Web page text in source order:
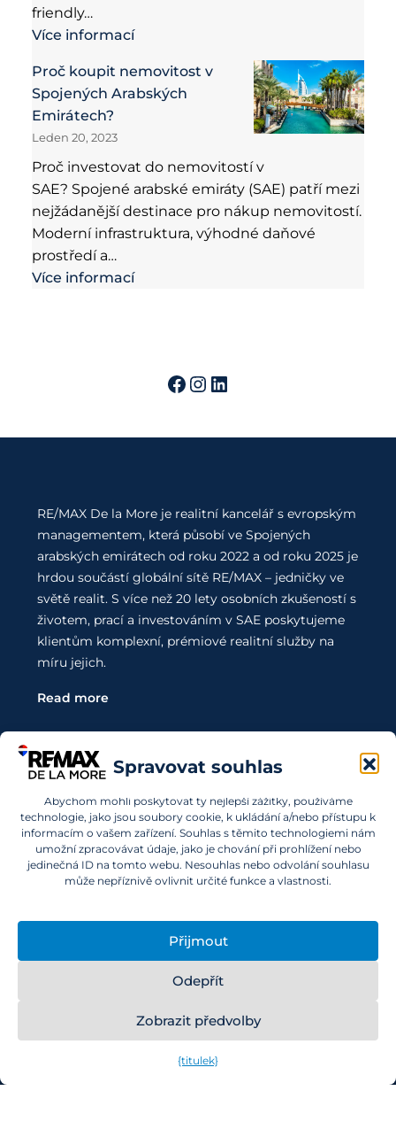
Spravovat souhlas
Abychom mohli poskytovat ty nejlepší zážitky, používáme
technologie, jako jsou soubory cookie, k ukládání a/nebo přístupu k
informacím o vašem zařízení. Souhlas s těmito technologiemi nám
umožní zpracovávat údaje, jako je chování při prohlížení nebo
jedinečná ID na tomto webu. Nesouhlas nebo odvolání souhlasu
může nepříznivě ovlivnit určité funkce a vlastnosti.
Přijmout
Odepřít
Zobrazit předvolby
{titulek}
friendly…
Více informací
Proč koupit nemovitost v
Spojených Arabských
Emirátech?
Leden 20, 2023
Proč investovat do nemovitostí v
SAE? Spojené arabské emiráty (SAE) patří mezi
nejžádanější destinace pro nákup nemovitostí.
Moderní infrastruktura, výhodné daňové
prostředí a…
Více informací
RE/MAX De la More je realitní kancelář s evropským
managementem, která působí ve Spojených
arabských emirátech od roku 2022 a od roku 2025 je
hrdou součástí globální sítě RE/MAX – jedničky ve
světě realit. S více než 20 lety osobních zkušeností s
životem, prací a investováním v SAE poskytujeme
klientům komplexní, prémiové realitní služby na
míru jejich.
Read more
Kontaktujte Nás
Chcete investovat do nemovitostí v SAE a nevíte,
kde začít? Obraťte se na nás.